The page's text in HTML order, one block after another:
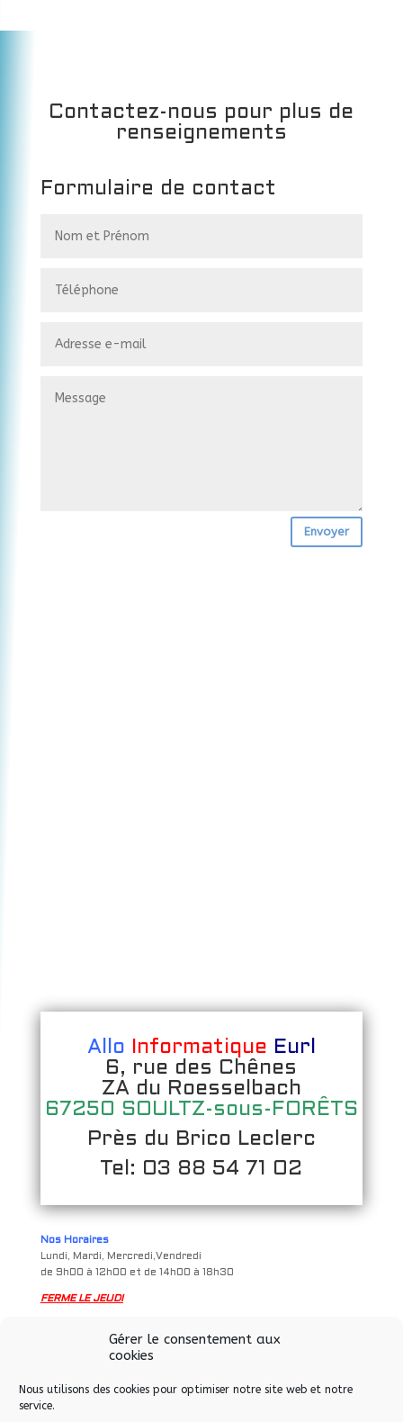
Gérer le consentement aux
cookies
Nous utilisons des cookies pour optimiser notre site web et notre
service.
Contactez-nous pour plus de
renseignements
Formulaire de contact
Envoyer
Allo Informatique Eurl
6, rue des Chênes
ZA du Roesselbach
67250 SOULTZ-sous-FORÊTS
Près du Brico Leclerc
Tel: 03 88 54 71 02
Nos Horaires
Lundi, Mardi, Mercredi,Vendredi
de 9h00 à 12h00 et de 14h00 à 18h30
FERME LE JEUDI
de 9h à 12h00 et de 14h00 à 17h00